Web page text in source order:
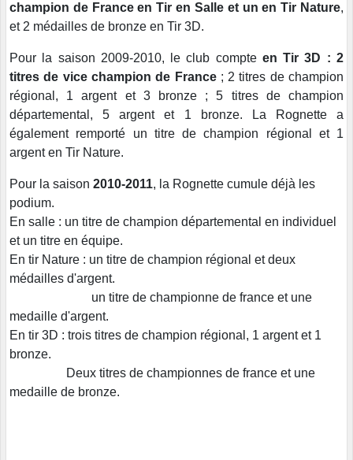
champion de Franceen Tir en Salle et un en Tir Nature,
et 2 médailles de bronze en Tir 3D.
Pour la saison 2009-2010, le club compte en Tir 3D :2
titres de vice champion de France; 2 titres de champion
régional, 1 argent et 3 bronze ; 5 titres de champion
départemental, 5 argent et 1 bronze. La Rognette a
également remporté un titre de champion régional et 1
argent en Tir Nature.
Pour la saison 2010-2011, la Rognette cumule déjà les
podium.
En salle : un titre de champion départemental en individuel
et un titre en équipe.
En tir Nature : un titre de champion régional et deux
médailles d'argent.
un titre de championne de france et une
medaille d'argent.
En tir 3D : trois titres de champion régional, 1 argent et 1
bronze.
Deux titres de championnes de france et une
medaille de bronze.